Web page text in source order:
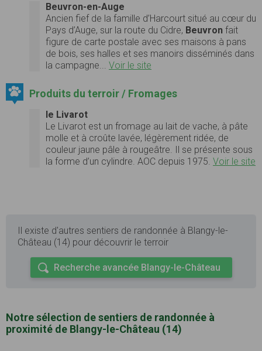
Beuvron-en-Auge
Ancien fief de la famille d’Harcourt situé au cœur du
Pays d’Auge, sur la route du Cidre, Beuvron fait
figure de carte postale avec ses maisons à pans
de bois, ses halles et ses manoirs disséminés dans
la campagne... Voir le site
Produits du terroir / Fromages
le Livarot
Le Livarot est un fromage au lait de vache, à pâte
molle et à croûte lavée, légèrement ridée, de
couleur jaune pâle à rougeâtre. Il se présente sous
la forme d’un cylindre. AOC depuis 1975. Voir le site
Il existe d'autres sentiers de randonnée à Blangy-le-
Château (14) pour découvrir le terroir
Recherche avancée Blangy-le-Château
Notre sélection de sentiers de randonnée à
proximité de Blangy-le-Château (14)